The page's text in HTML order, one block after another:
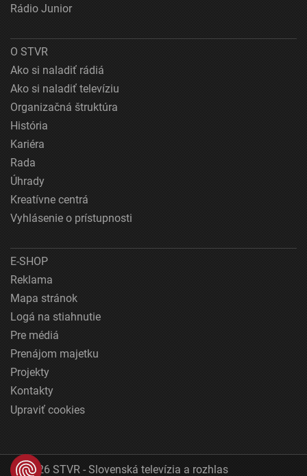
Rádio Junior
O STVR
Ako si naladiť rádiá
Ako si naladiť televíziu
Organizačná štruktúra
História
Kariéra
Rada
Úhrady
Kreatívne centrá
Vyhlásenie o prístupnosti
E-SHOP
Reklama
Mapa stránok
Logá na stiahnutie
Pre médiá
Prenájom majetku
Projekty
Kontakty
Upraviť cookies
© 2026 STVR - Slovenská televízia a rozhlas